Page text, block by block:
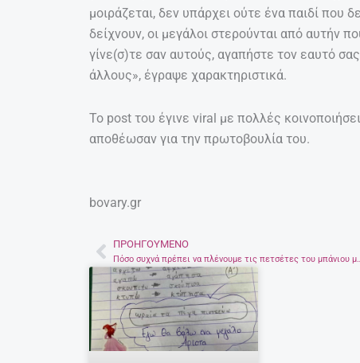
μοιράζεται, δεν υπάρχει ούτε ένα παιδί που
δείχνουν, οι μεγάλοι στερούνται από αυτήν
γίνε(σ)τε σαν αυτούς, αγαπήστε τον εαυτό
άλλους», έγραψε χαρακτηριστικά.
Το post του έγινε viral με πολλές
αποθέωσαν για την πρωτοβουλία του.
bovary.gr
Prev
ΠΡΟΗΓΟΎΜΕΝΟ
Πόσο συχνά πρέπει να